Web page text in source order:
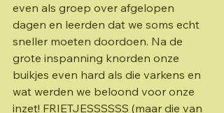
even als groep over afgelopen
dagen en leerden dat we soms echt
sneller moeten doordoen. Na de
grote inspanning knorden onze
buikjes even hard als die varkens en
wat werden we beloond voor onze
inzet! FRIETJESSSSSS (maar die van